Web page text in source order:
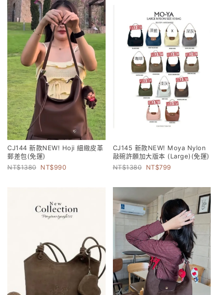
CJ144 新款NEW! Hoji 細緻皮革
郵差包(免運)
1380
990
CJ145 新款NEW! Moya Nylon
敲碗許願加大版本 (Large)(免運)
1380
799